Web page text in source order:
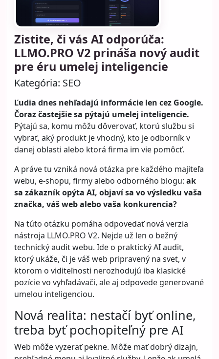
Zistite, či vás AI odporúča:
LLMO.PRO V2 prináša nový audit
pre éru umelej inteligencie
Kategória: SEO
Ľudia dnes nehľadajú informácie len cez Google.
Čoraz častejšie sa pýtajú umelej inteligencie.
Pýtajú sa, komu môžu dôverovať, ktorú službu si
vybrať, aký produkt je vhodný, kto je odborník v
danej oblasti alebo ktorá firma im vie pomôcť.
A práve tu vzniká nová otázka pre každého majiteľa
webu, e-shopu, firmy alebo odborného blogu: ak
sa zákazník opýta AI, objaví sa vo výsledku vaša
značka, váš web alebo vaša konkurencia?
Na túto otázku pomáha odpovedať nová verzia
nástroja LLMO.PRO V2. Nejde už len o bežný
technický audit webu. Ide o praktický AI audit,
ktorý ukáže, či je váš web pripravený na svet, v
ktorom o viditeľnosti nerozhodujú iba klasické
pozície vo vyhľadávači, ale aj odpovede generované
umelou inteligenciou.
Nová realita: nestačí byť online,
treba byť pochopiteľný pre AI
Web môže vyzerať pekne. Môže mať dobrý dizajn,